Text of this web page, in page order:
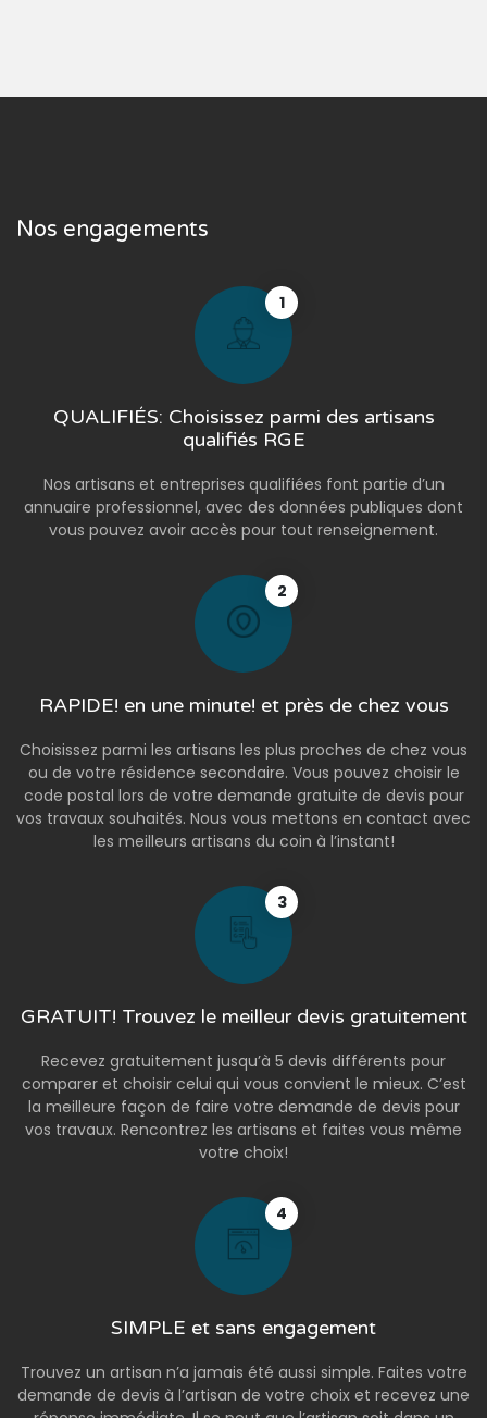
Nos engagements
1
QUALIFIÉS: Choisissez parmi des artisans
qualifiés RGE
Nos artisans et entreprises qualifiées font partie d’un
annuaire professionnel, avec des données publiques dont
vous pouvez avoir accès pour tout renseignement.
2
RAPIDE! en une minute! et près de chez vous
Choisissez parmi les artisans les plus proches de chez vous
ou de votre résidence secondaire. Vous pouvez choisir le
code postal lors de votre demande gratuite de devis pour
vos travaux souhaités. Nous vous mettons en contact avec
les meilleurs artisans du coin à l’instant!
3
GRATUIT! Trouvez le meilleur devis gratuitement
Recevez gratuitement jusqu’à 5 devis différents pour
comparer et choisir celui qui vous convient le mieux. C’est
la meilleure façon de faire votre demande de devis pour
vos travaux. Rencontrez les artisans et faites vous même
votre choix!
4
SIMPLE et sans engagement
Trouvez un artisan n’a jamais été aussi simple. Faites votre
demande de devis à l’artisan de votre choix et recevez une